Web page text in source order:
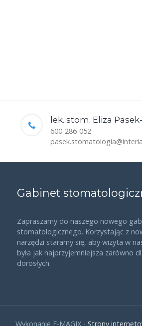
lek. stom. Eliza
600-286-052
Gabinet
Zapraszamy do naszego nowego
stomatologicznego. Korzystając z
narzędzi staramy się, aby wizyta w
była jak najprzyjemniejsza zarówno
dorosłych.
Wykonanie E-MAGIX - Strony